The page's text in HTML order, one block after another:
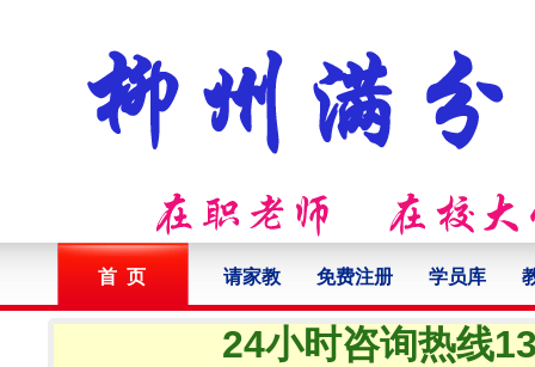
首 页 请家教 免费注册 学员库
24小时咨询热线